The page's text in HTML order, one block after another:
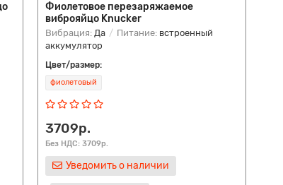
Фиолетовое перезаряжаемое
виброяйцо Knucker
Вибрация: Да Питание: встроенный
аккумулятор
Цвет/размер:
фиолетовый
3709р.
Без НДС: 3709р.
Уведомить о наличии